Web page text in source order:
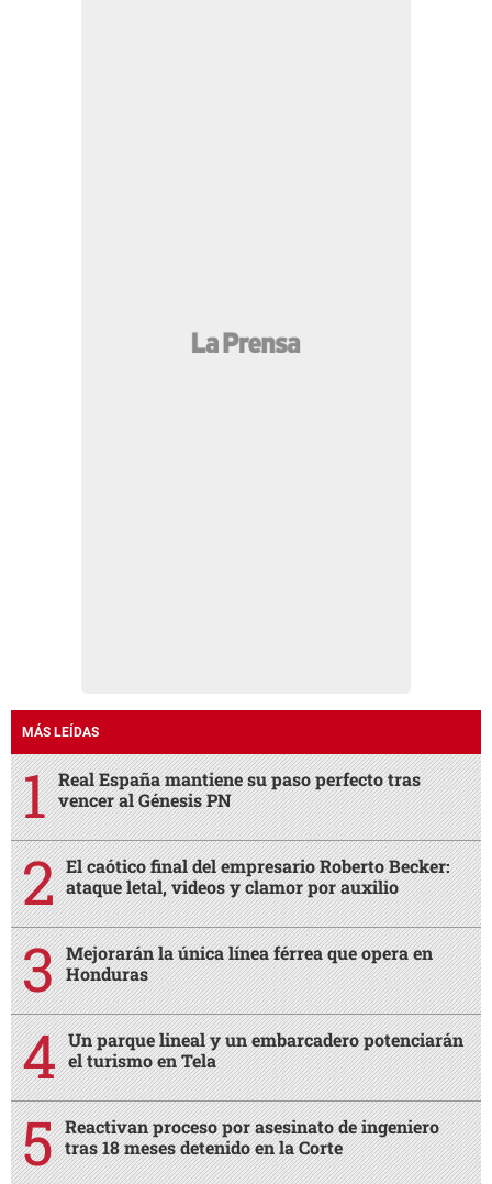
MÁS LEÍDAS
Real España mantiene su paso perfecto tras
vencer al Génesis PN
El caótico final del empresario Roberto Becker:
ataque letal, videos y clamor por auxilio
Mejorarán la única línea férrea que opera en
Honduras
Un parque lineal y un embarcadero potenciarán
el turismo en Tela
Reactivan proceso por asesinato de ingeniero
tras 18 meses detenido en la Corte